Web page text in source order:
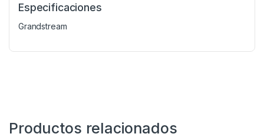
Especificaciones
Grandstream
Productos relacionados